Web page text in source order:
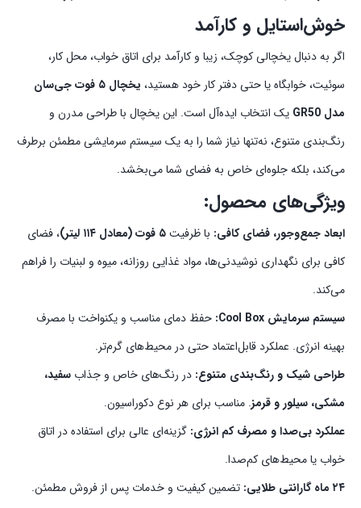
خوش‌استایل و کارآمد
اگر به دنبال یخچالی کوچک، زیبا و کارآمد برای اتاق خواب، محل کار،
سوئیت، خوابگاه یا حتی دفتر کار خود هستید،
یخچال ۵ فوت جی‌سان
مدل GR50
یک انتخاب ایده‌آل است. این یخچال با طراحی مدرن و
رنگ‌بندی متنوع، نه‌تنها نیاز شما را به یک سیستم سرمایشی مطمئن برطرف
می‌کند، بلکه جلوه‌ای خاص به فضای شما می‌بخشد.
ویژگی‌های محصول:
ابعاد جمع‌وجور، فضای کافی: با ظرفیت۵ فوت (معادل ۱۱۴ لیتر)
، فضای
کافی برای نگهداری نوشیدنی‌ها، مواد غذایی روزانه، میوه و لبنیات را فراهم
می‌کند.
سیستم سرمایش Cool Box:
حفظ دمای مناسب و یکنواخت با مصرف
بهینه انرژی. عملکرد قابل‌اعتماد حتی در محیط‌های گرم‌تر.
طراحی شیک و رنگ‌بندی متنوع: در رنگ‌های خاص و جذاب سفید،
مشکی، سیلور و قرمز. مناسب برای هر نوع دکوراسیون.
عملکرد بی‌صدا و مصرف کم انرژی: گزینه‌ای عالی برای استفاده در اتاق
خواب یا محیط‌های کم‌صدا.
۲۴ ماه گارانتی طلایی:
تضمین کیفیت و خدمات پس از فروش مطمئن.